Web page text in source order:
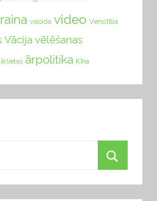
valoda video Vienotība
Vācija vēlēšanas
ārlietas ārpolitika Ķīna